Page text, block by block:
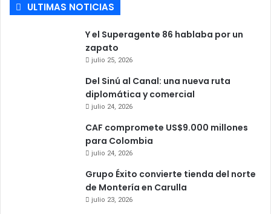
ULTIMAS NOTICIAS
Y el Superagente 86 hablaba por un
zapato
julio 25, 2026
Del Sinú al Canal: una nueva ruta
diplomática y comercial
julio 24, 2026
CAF compromete US$9.000 millones
para Colombia
julio 24, 2026
Grupo Éxito convierte tienda del norte
de Montería en Carulla
julio 23, 2026